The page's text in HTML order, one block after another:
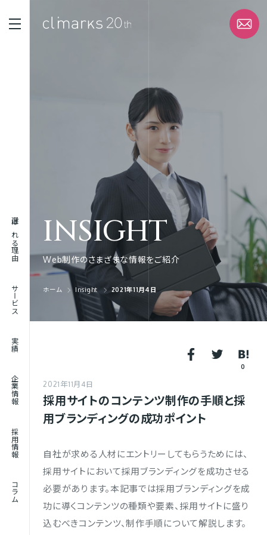
選ばれる理由
サービス
実績
企業情報
採用情報
コラム
ABOUT
企業情報
RECRUIT
採用情報
INSIGHT
Web制作のさまざまな情報をご紹介
ホーム Insight 2021年11月4日
0
2021年11月4日
採用サイトのコンテンツ制作の手順と採
用ブランディングの成功ポイント
自社が求める人材にエントリーしてもらうためには、
採用サイトにおいて採用ブランディングを成功させる
必要があります。本記事では採用ブランディングを成
功に導くコンテンツの種類や要素、採用サイトに盛り
込むべきコンテンツ、制作手順について解説します。